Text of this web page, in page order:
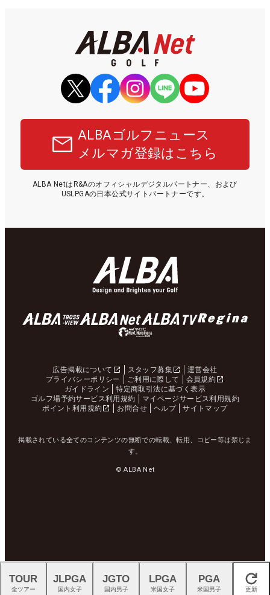
ALBAゴルフニュース
メルマガ登録はこちら
ALBA NetはR&Aのオフィシャルデジタルパートナー、および
USLPGAの日本公式サイトパートナーです。
広告掲載について スタッフ募集
運営会社
プライバシーポリシー
ご利用に際して
会員規約
ガイドライン
特定商取引法に基づく表示
ゴルフ場予約サービス利用規約
マイページサービス利用規約
ポイント利用規約
お問合せ ヘルプ サイトマップ
掲載されている全てのコンテンツの無断での転載、転用、コピー等は禁じま
す。
© ALBA Net
閉じる
TOUR
全ツアー
JLPGA
国内女子
JGTO
国内男子
LPGA
米国女子
PGA
米国男子 更新